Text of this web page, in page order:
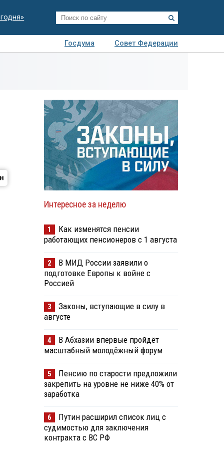
Госдума
Совет Федерации
Интересное за неделю
1
Как изменятся пенсии
работающих пенсионеров с 1 августа
2
В МИД России заявили о
подготовке Европы к войне с
Россией
3
Законы, вступающие в силу в
августе
4
В Абхазии впервые пройдёт
масштабный молодёжный форум
5
Пенсию по старости предложили
закрепить на уровне не ниже 40% от
заработка
6
Путин расширил список лиц с
судимостью для заключения
контракта с ВС РФ